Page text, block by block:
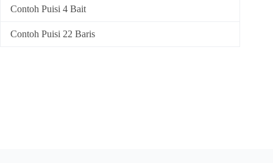
Contoh Puisi 4 Bait
Contoh Puisi 22 Baris